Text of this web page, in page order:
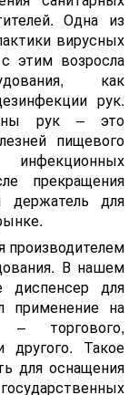
Одна из
вирусных
этим возросла
как
рук.
рук – это
пищевого
прекращения
держатель для
производителем
В нашем
диспенсер для
применение на
– торгового,
другого. Такое
для оснащения